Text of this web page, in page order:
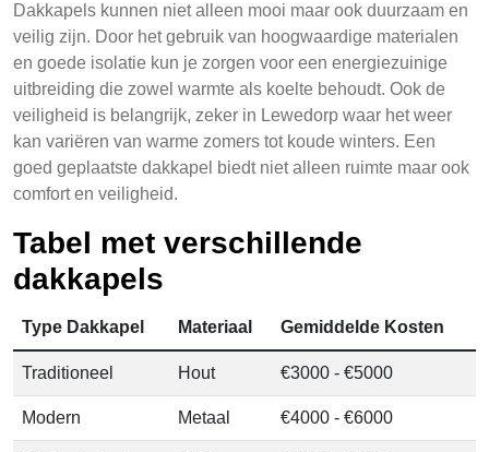
Dakkapels kunnen niet alleen mooi maar ook duurzaam en
veilig zijn. Door het gebruik van hoogwaardige materialen
en goede isolatie kun je zorgen voor een energiezuinige
uitbreiding die zowel warmte als koelte behoudt. Ook de
veiligheid is belangrijk, zeker in Lewedorp waar het weer
kan variëren van warme zomers tot koude winters. Een
goed geplaatste dakkapel biedt niet alleen ruimte maar ook
comfort en veiligheid.
Tabel met verschillende
dakkapels
Type Dakkapel Materiaal Gemiddelde Kosten
Traditioneel Hout €3000 - €5000
Modern Metaal €4000 - €6000